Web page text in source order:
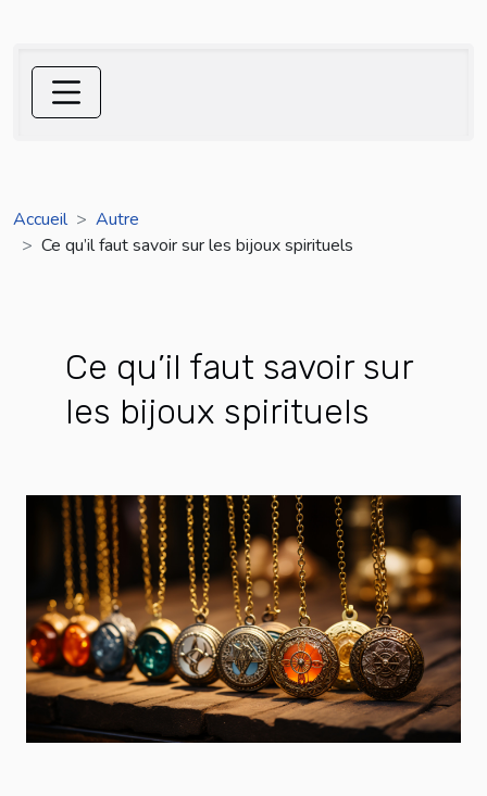
Accueil
Autre
Ce qu’il faut savoir sur les bijoux spirituels
Ce qu’il faut savoir sur
les bijoux spirituels